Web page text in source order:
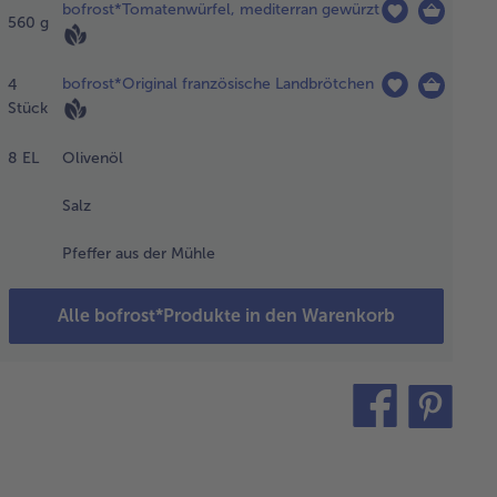
560 g
bofrost*Tomatenwürfel, mediterran gewürzt
4
Stück
bofrost*Original französische Landbrötchen
8 EL Olivenöl
Salz
Pfeffer aus der Mühle
Alle bofrost*Produkte in den Warenkorb
und die
Minuten
lassen.
im
teilen